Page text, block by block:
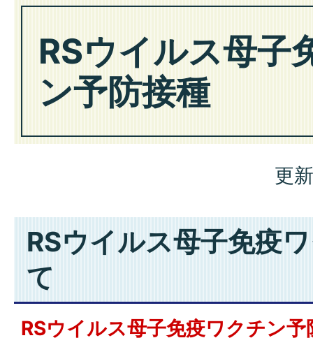
RSウイルス母子
ン予防接種
更
RSウイルス母子免疫
て
RSウイルス母子免疫ワクチン